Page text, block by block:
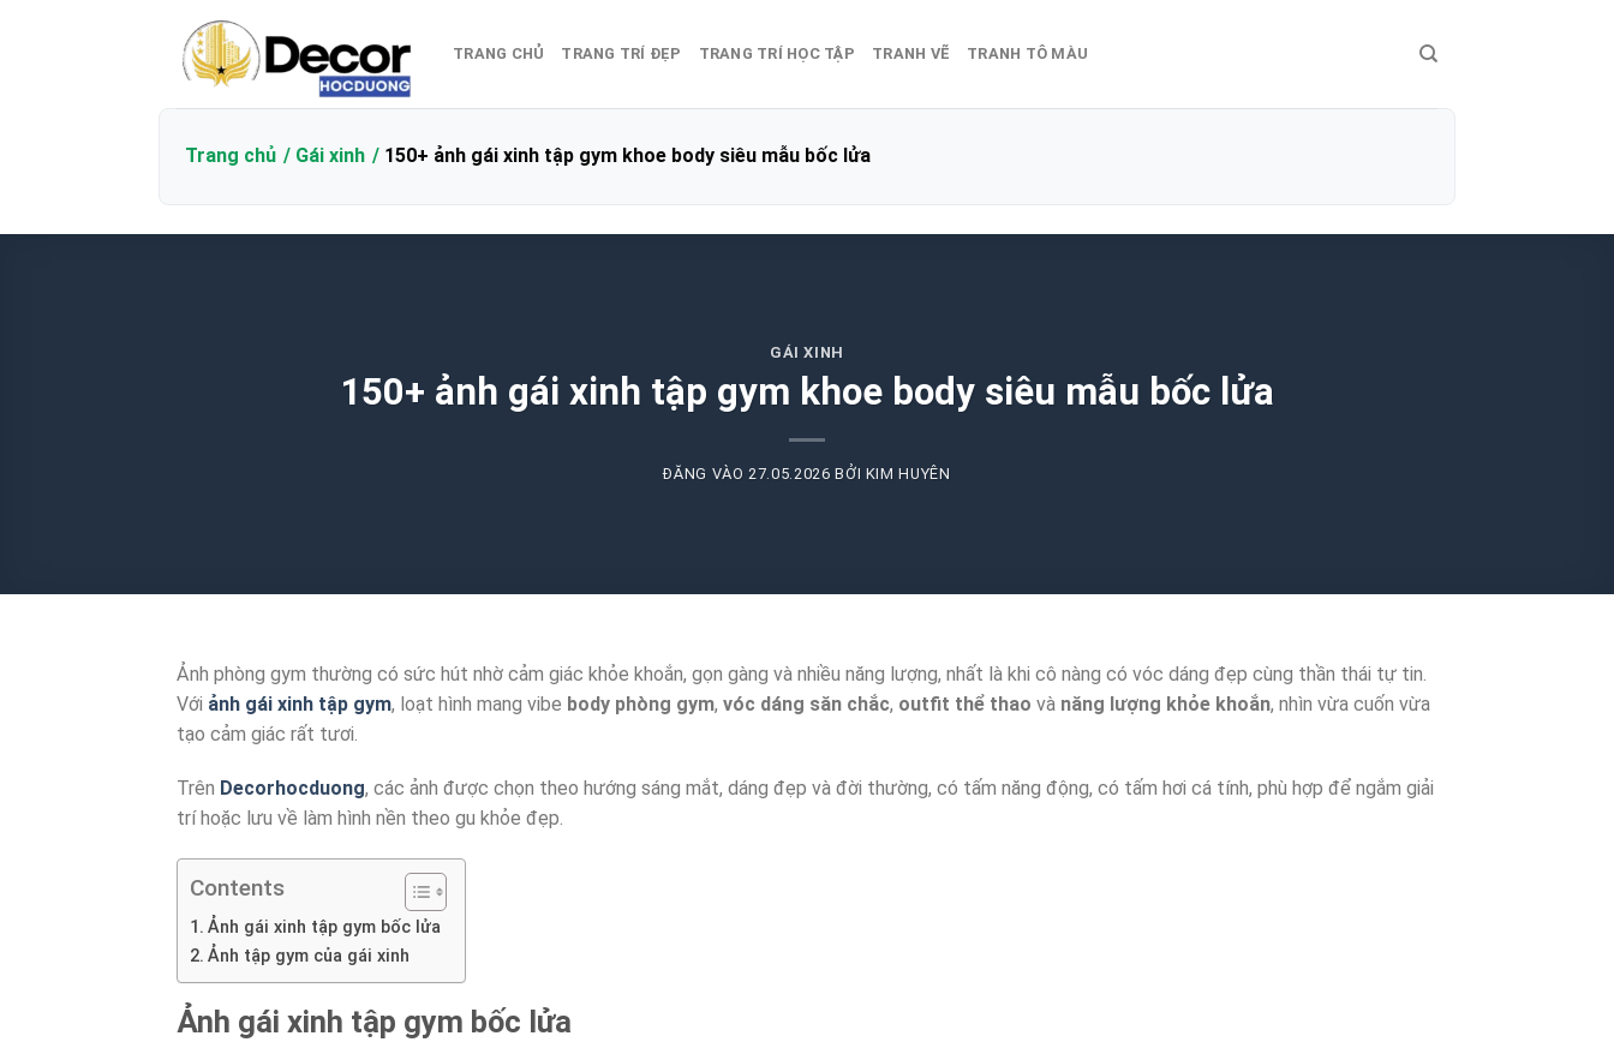
TRANG CHỦ TRANG TRÍ ĐẸP TRANG TRÍ HỌC TẬP TRANH VẼ TRANH TÔ MÀU
Trang chủ Gái xinh 150+ ảnh gái xinh tập gym khoe body siêu mẫu bốc lửa
GÁI XINH
150+ ảnh gái xinh tập gym khoe body siêu mẫu bốc lửa
ĐĂNG VÀO 27.05.2026 BỞI KIM HUYÊN
Ảnh phòng gym thường có sức hút nhờ cảm giác khỏe khoắn, gọn gàng và nhiều năng lượng, nhất là khi cô nàng có vóc dáng đẹp cùng thần thái tự tin.
Với ảnh gái xinh tập gym, loạt hình mang vibe body phòng gym, vóc dáng săn chắc, outfit thể thao và năng lượng khỏe khoắn, nhìn vừa cuốn vừa
tạo cảm giác rất tươi.
Trên Decorhocduong, các ảnh được chọn theo hướng sáng mắt, dáng đẹp và đời thường, có tấm năng động, có tấm hơi cá tính, phù hợp để ngắm giải
trí hoặc lưu về làm hình nền theo gu khỏe đẹp.
Contents
Ảnh gái xinh tập gym bốc lửa
Ảnh tập gym của gái xinh
Ảnh gái xinh tập gym bốc lửa